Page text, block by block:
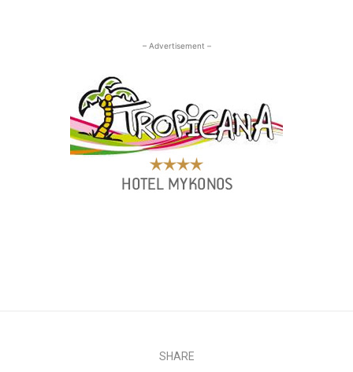
– Advertisement –
SHARE